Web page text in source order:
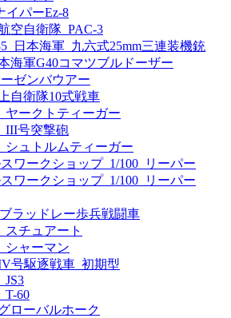
イパーEz-8
空自衛隊_PAC-3
日本海軍_九六式25mm三連装機銃
海軍G40コマツブルドーザー
ゼンバウアー
自衛隊10式戦車
ヤークトティーガー
号突撃砲
シュトルムティーガー
ワークショップ_1/100_リーパー
ワークショップ_1/100_リーパー
ラッドレー歩兵戦闘車
スチュアート
シャーマン
号駆逐戦車_初期型
60
ローバルホーク